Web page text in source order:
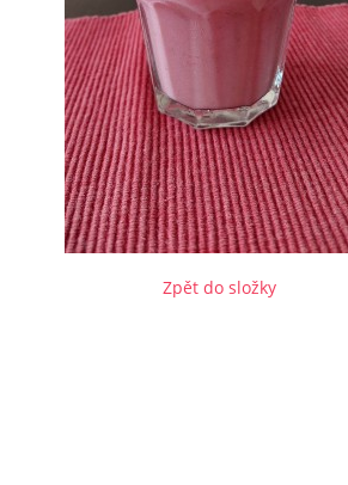
Zpět do složky